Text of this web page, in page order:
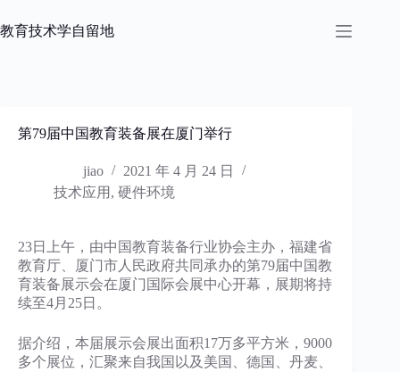
过
教育技术学自留地
第79届中国教育装备展在厦门举行
jiao
2021 年 4 月 24 日
技术应用 , 硬件环境
23日上午，由中国教育装备行业协会主办，福建省
教育厅、厦门市人民政府共同承办的第79届中国教
育装备展示会在厦门国际会展中心开幕，展期将持
续至4月25日。
据介绍，本届展示会展出面积17万多平方米，9000
多个展位，汇聚来自我国以及美国、德国、丹麦、